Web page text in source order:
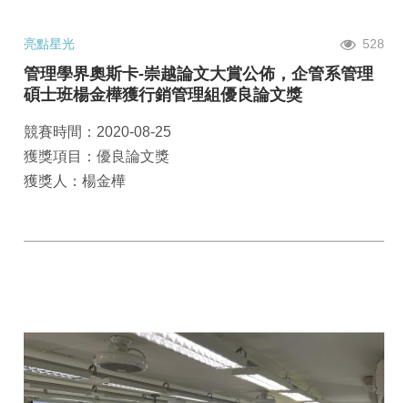
亮點星光 528
管理學界奧斯卡-崇越論文大賞公佈，企管系管理
碩士班楊金樺獲行銷管理組優良論文獎
競賽時間：2020-08-25
獲獎項目：優良論文獎
獲獎人：楊金樺